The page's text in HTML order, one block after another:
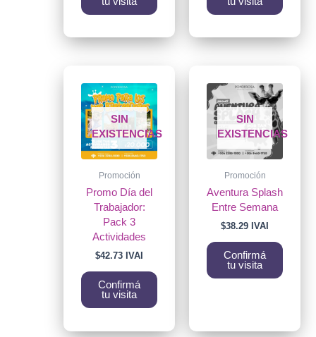
SIN
EXISTENCIAS
Promoción
Promo Día del
Trabajador:
Pack 3
Actividades
$42.73 IVAI
Confirmá
tu visita
SIN
EXISTENCIAS
Promoción
Aventura Splash
Entre Semana
$38.29 IVAI
Confirmá
tu visita